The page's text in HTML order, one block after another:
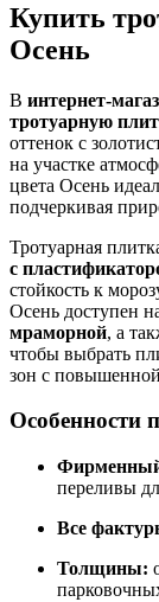
Купить
Осень
В интернет-
тротуарную
оттенок с
на участке
цвета Осень
подчеркивая
Тротуарная
с
стойкость к
Осень доступен
мраморной, а
чтобы выбрать
зон с
Особенности
Фирменный
переливы
Все
Толщины: